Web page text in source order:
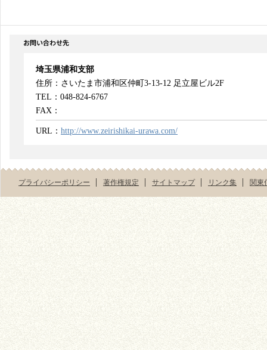
埼玉県浦和支部
住所：さいたま市浦和区仲町3-13-12 足立屋ビル2F
TEL：048-824-6767
FAX：
URL： http://www.zeirishikai-urawa.com/
プライバシーポリシー 著作権規定 サイトマップ リンク集 関東